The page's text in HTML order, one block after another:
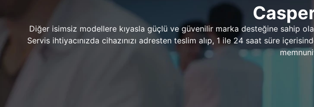
Diğer isimsiz modellere kıyasla güçlü ve güvenilir marka desteğine sahip
Servis ihtiyacınızda cihazınızı adresten teslim alıp, 1 ile 24 saat süre